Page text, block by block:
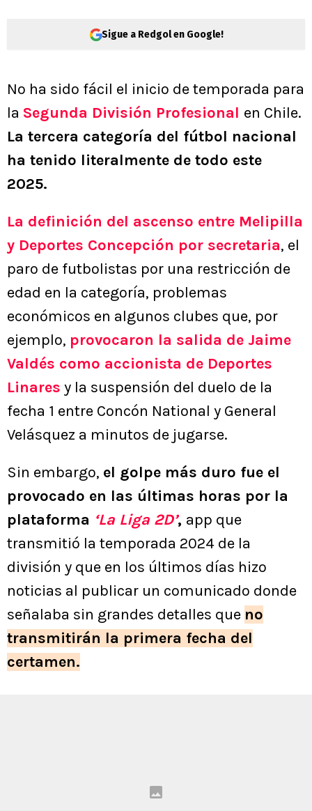
Sigue a Redgol en Google!
No ha sido fácil el inicio de temporada para
la Segunda División Profesional en Chile.
La tercera categoría del fútbol nacional
ha tenido literalmente de todo este
2025.
La definición del ascenso entre Melipilla
y Deportes Concepción por secretaria, el
paro de futbolistas por una restricción de
edad en la categoría, problemas
económicos en algunos clubes que, por
ejemplo, provocaron la salida de Jaime
Valdés como accionista de Deportes
Linares y la suspensión del duelo de la
fecha 1 entre Concón National y General
Velásquez a minutos de jugarse.
Sin embargo, el golpe más duro fue el
provocado en las últimas horas por la
plataforma ‘La Liga 2D’, app que
transmitió la temporada 2024 de la
división y que en los últimos días hizo
noticias al publicar un comunicado donde
señalaba sin grandes detalles que no
transmitirán la primera fecha del
certamen.